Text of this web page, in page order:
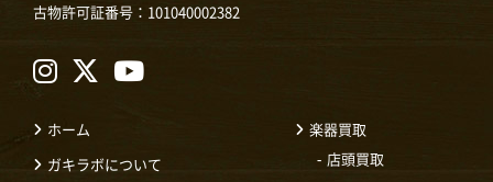
古物許可証番号：101040002382
ホーム
ガキラボについて
楽器買取
店頭買取